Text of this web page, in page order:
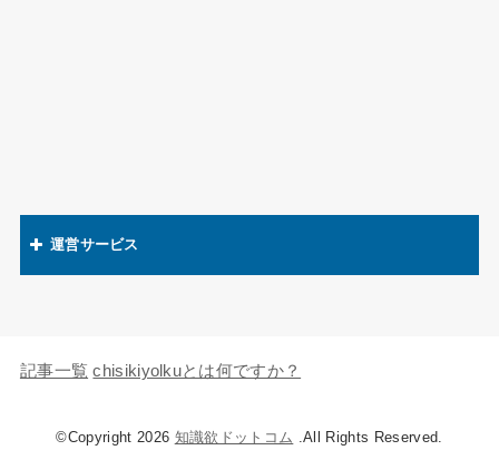
運営サービス
キャラの知識欲
記事一覧 chisikiyolkuとは何ですか？
©Copyright 2026 知識欲ドットコム .All Rights Reserved.